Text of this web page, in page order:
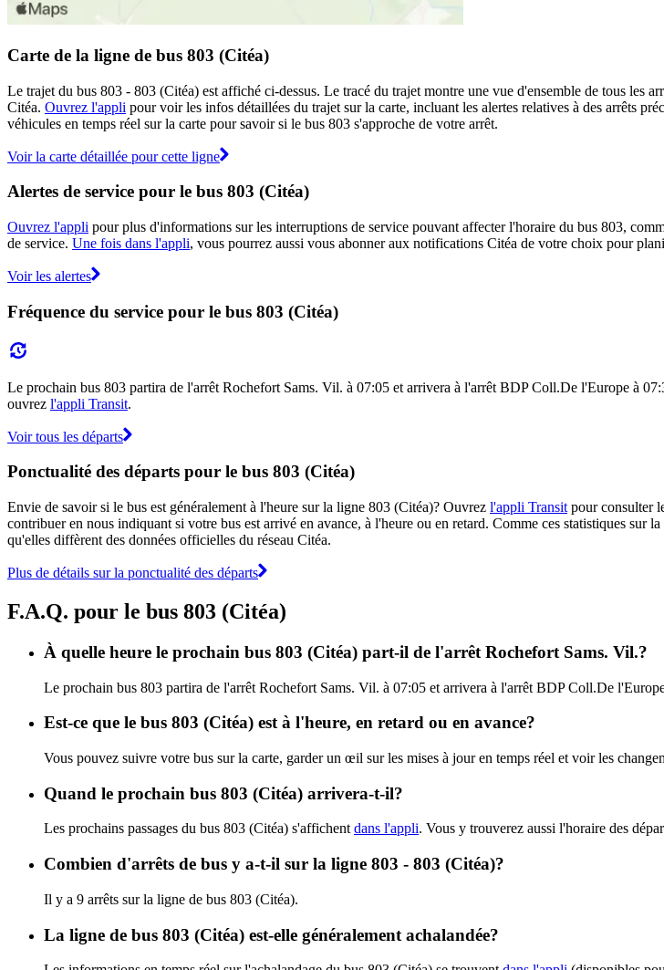
Carte de la ligne de bus 803 (Citéa)
Le trajet du bus 803 - 803 (Citéa) est affiché ci-dessus. Le tracé du trajet montre une vue d'ensemble de tous les
Citéa. Ouvrez l'appli pour voir les infos détaillées du trajet sur la carte, incluant les alertes relatives à des arrêts
véhicules en temps réel sur la carte pour savoir si le bus 803 s'approche de votre arrêt.
Voir la carte détaillée pour cette ligne
Alertes de service pour le bus 803 (Citéa)
Ouvrez l'appli pour plus d'informations sur les interruptions de service pouvant affecter l'horaire du bus 803,
de service. Une fois dans l'appli, vous pourrez aussi vous abonner aux notifications Citéa de votre choix pour
Voir les alertes
Fréquence du service pour le bus 803 (Citéa)
Le prochain bus 803 partira de l'arrêt Rochefort Sams. Vil. à 07:05 et arrivera à l'arrêt BDP Coll.De l'Europe à
ouvrez l'appli Transit.
Voir tous les départs
Ponctualité des départs pour le bus 803 (Citéa)
Envie de savoir si le bus est généralement à l'heure sur la ligne 803 (Citéa)? Ouvrez l'appli Transit pour consulter
contribuer en nous indiquant si votre bus est arrivé en avance, à l'heure ou en retard. Comme ces statistiques sur
qu'elles diffèrent des données officielles du réseau Citéa.
Plus de détails sur la ponctualité des départs
F.A.Q. pour le bus 803 (Citéa)
À quelle heure le prochain bus 803 (Citéa) part-il de l'arrêt Rochefort Sams. Vil.?
Le prochain bus 803 partira de l'arrêt Rochefort Sams. Vil. à 07:05 et arrivera à l'arrêt BDP Coll.De
Est-ce que le bus 803 (Citéa) est à l'heure, en retard ou en avance?
Vous pouvez suivre votre bus sur la carte, garder un œil sur les mises à jour en temps réel et voir les
Quand le prochain bus 803 (Citéa) arrivera-t-il?
Les prochains passages du bus 803 (Citéa) s'affichent dans l'appli. Vous y trouverez aussi l'horaire des
Combien d'arrêts de bus y a-t-il sur la ligne 803 - 803 (Citéa)?
Il y a 9 arrêts sur la ligne de bus 803 (Citéa).
La ligne de bus 803 (Citéa) est-elle généralement achalandée?